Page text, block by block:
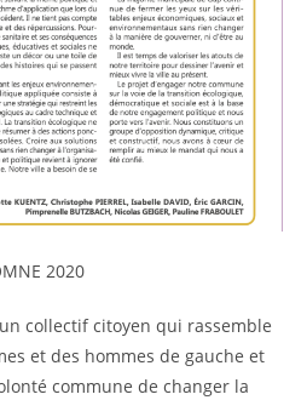
2020
collectif citoyen qui rassemble
et des hommes de gauche et
commune de changer la